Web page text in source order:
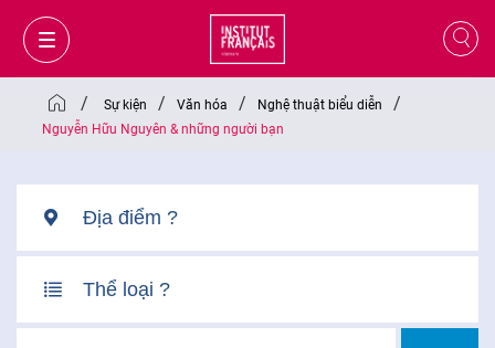
/ Sự kiện / Văn hóa / Nghệ thuật biểu diễn /
Nguyễn Hữu Nguyên & những người bạn